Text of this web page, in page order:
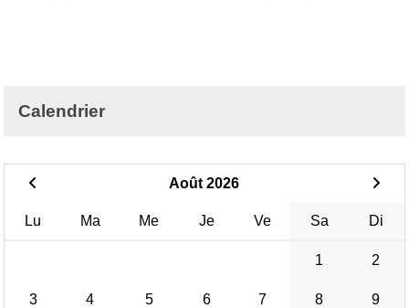
Calendrier
Août 2026
Lu Ma Me Je Ve Sa Di
1 2
3 4 5 6 7 8 9